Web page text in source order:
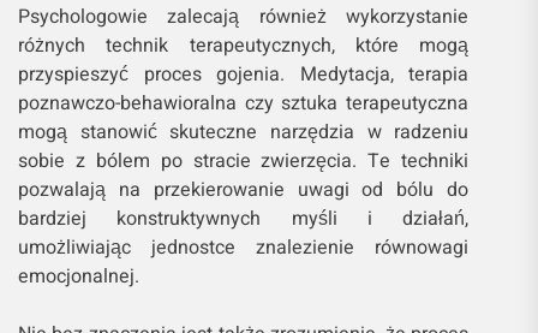
Psychologowie zalecają również wykorzystanie
różnych technik terapeutycznych, które mogą
przyspieszyć proces gojenia. Medytacja, terapia
poznawczo-behawioralna czy sztuka terapeutyczna
mogą stanowić skuteczne narzędzia w radzeniu
sobie z bólem po stracie zwierzęcia. Te techniki
pozwalają na przekierowanie uwagi od bólu do
bardziej konstruktywnych myśli i działań,
umożliwiając jednostce znalezienie równowagi
emocjonalnej.